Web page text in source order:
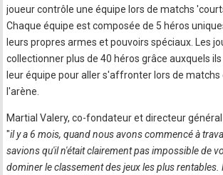
joueur contrôle une équipe lors de matchs
Chaque équipe est composée de 5 héros
leurs propres armes et pouvoirs spéciaux. Les
collectionner plus de 40 héros grâce auxquels
leur équipe pour aller s'affronter lors de matchs
l'arène.
Martial Valery, co-fondateur et directeur général
"il y a 6 mois, quand nous avons commencé à
savions qu'il n'était clairement pas impossible de
dominer le classement des jeux les plus rentables.